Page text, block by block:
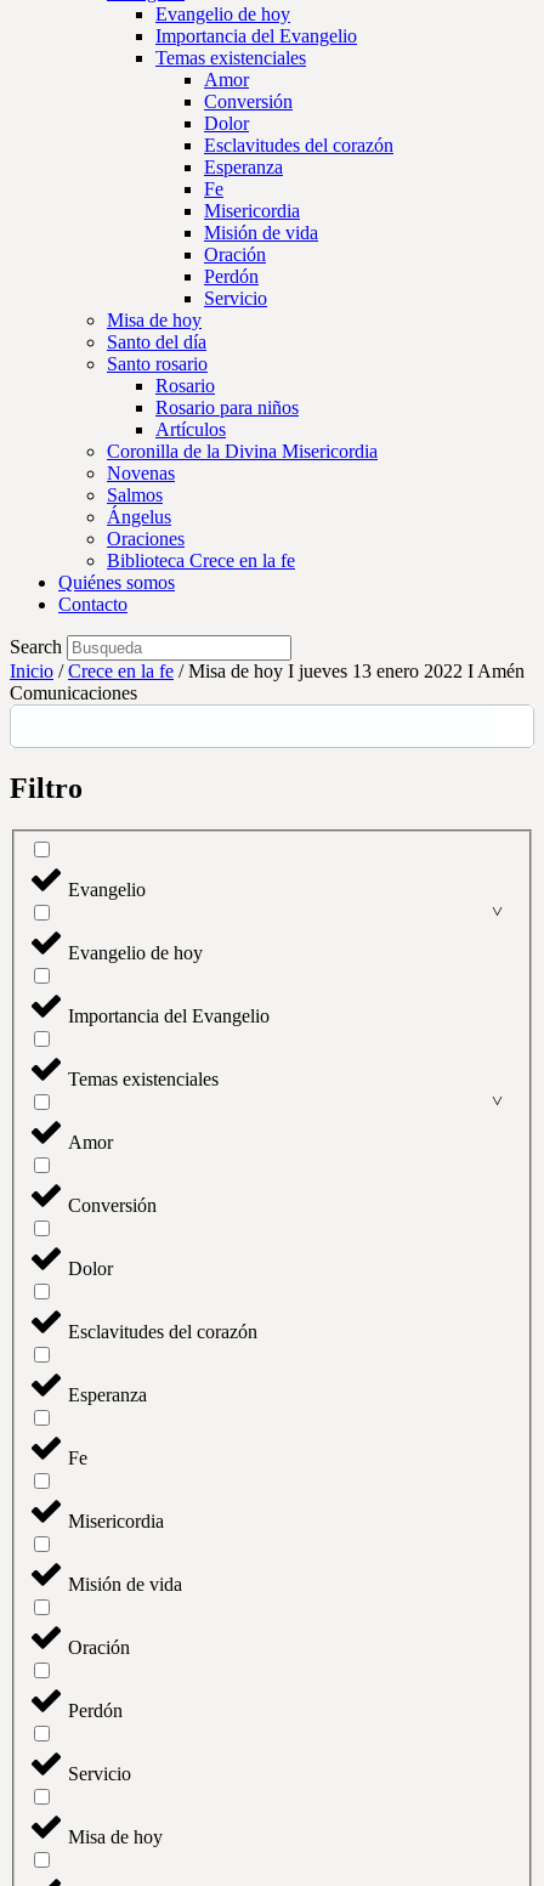
Evangelio de hoy
Importancia del Evangelio
Temas existenciales
Amor
Conversión
Dolor
Esclavitudes del corazón
Esperanza
Fe
Misericordia
Misión de vida
Oración
Perdón
Servicio
Misa de hoy
Santo del día
Santo rosario
Rosario
Rosario para niños
Artículos
Coronilla de la Divina Misericordia
Novenas
Salmos
Ángelus
Oraciones
Biblioteca Crece en la fe
Quiénes somos
Contacto
Search
Inicio /Crece en la fe /Misa de hoy I jueves 13 enero 2022 I Amén
Comunicaciones
Filtro
Evangelio
Evangelio de hoy
Importancia del Evangelio
Temas existenciales
Amor
Conversión
Dolor
Esclavitudes del corazón
Esperanza
Fe
Misericordia
Misión de vida
Oración
Perdón
Servicio
Misa de hoy